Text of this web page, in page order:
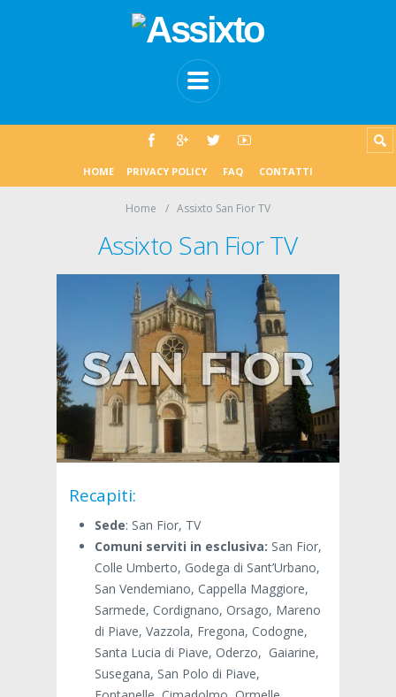
HOME PRIVACY POLICY FAQ CONTATTI
Home Assixto San Fior TV
Assixto San Fior TV
Recapiti:
Sede: San Fior, TV
Comuni serviti in esclusiva: San Fior,
Colle Umberto, Godega di Sant’Urbano,
San Vendemiano, Cappella Maggiore,
Sarmede, Cordignano, Orsago, Mareno
di Piave, Vazzola, Fregona, Codogne,
Santa Lucia di Piave, Oderzo, Gaiarine,
Susegana, San Polo di Piave,